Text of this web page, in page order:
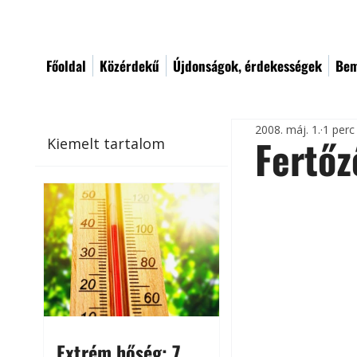
Főoldal Közérdekű Újdonságok, érdekességek
Kiemelt tartalom
2008. máj. 1. 1